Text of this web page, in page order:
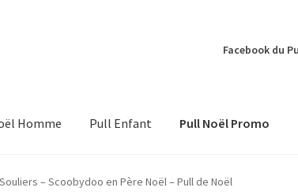
Facebook du
Homme Pull Enfant Pull Noël Promo
– Scoobydoo en Père Noël – Pull de Noël